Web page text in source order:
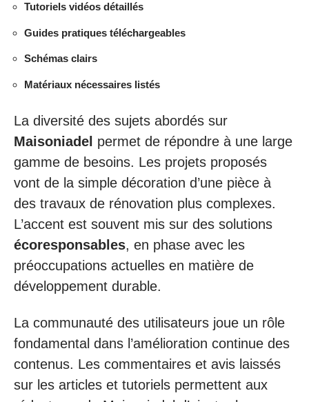
Tutoriels vidéos détaillés
Guides pratiques téléchargeables
Schémas clairs
Matériaux nécessaires listés
La diversité des sujets abordés sur
Maisoniadel permet de répondre à une large
gamme de besoins. Les projets proposés
vont de la simple décoration d’une pièce à
des travaux de rénovation plus complexes.
L’accent est souvent mis sur des solutions
écoresponsables, en phase avec les
préoccupations actuelles en matière de
développement durable.
La communauté des utilisateurs joue un rôle
fondamental dans l’amélioration continue des
contenus. Les commentaires et avis laissés
sur les articles et tutoriels permettent aux